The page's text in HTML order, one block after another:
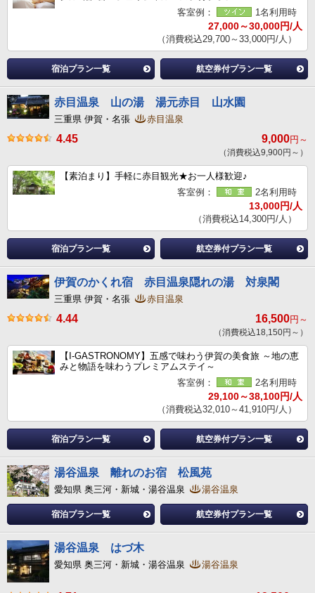
客室例：
1名利用時
27,000～30,000円/人
（消費税込29,700～33,000円/人）
宿泊プラン一覧 航空券付プラン一覧
赤目温泉 山の湯 湯元赤目 山水園
三重県 伊賀・名張 赤目温泉
4.45 9,000円～
（消費税込9,900円～）
【素泊まり】手軽に赤目観光★お一人様歓迎♪
客室例：
2名利用時
13,000円/人
（消費税込14,300円/人）
宿泊プラン一覧 航空券付プラン一覧
伊賀のかくれ宿 赤目温泉隠れの湯 対泉閣
三重県 伊賀・名張 赤目温泉
4.44 16,500円～
（消費税込18,150円～）
【I-GASTRONOMY】五感で味わう伊賀の美食旅 ～地の恵
みと物語を味わうプレミアムステイ～
客室例：
2名利用時
29,100～38,100円/人
（消費税込32,010～41,910円/人）
宿泊プラン一覧 航空券付プラン一覧
湯谷温泉 離れのお宿 松風苑
愛知県 奥三河・新城・湯谷温泉 湯谷温泉
宿泊プラン一覧 航空券付プラン一覧
湯谷温泉 はづ木
愛知県 奥三河・新城・湯谷温泉 湯谷温泉